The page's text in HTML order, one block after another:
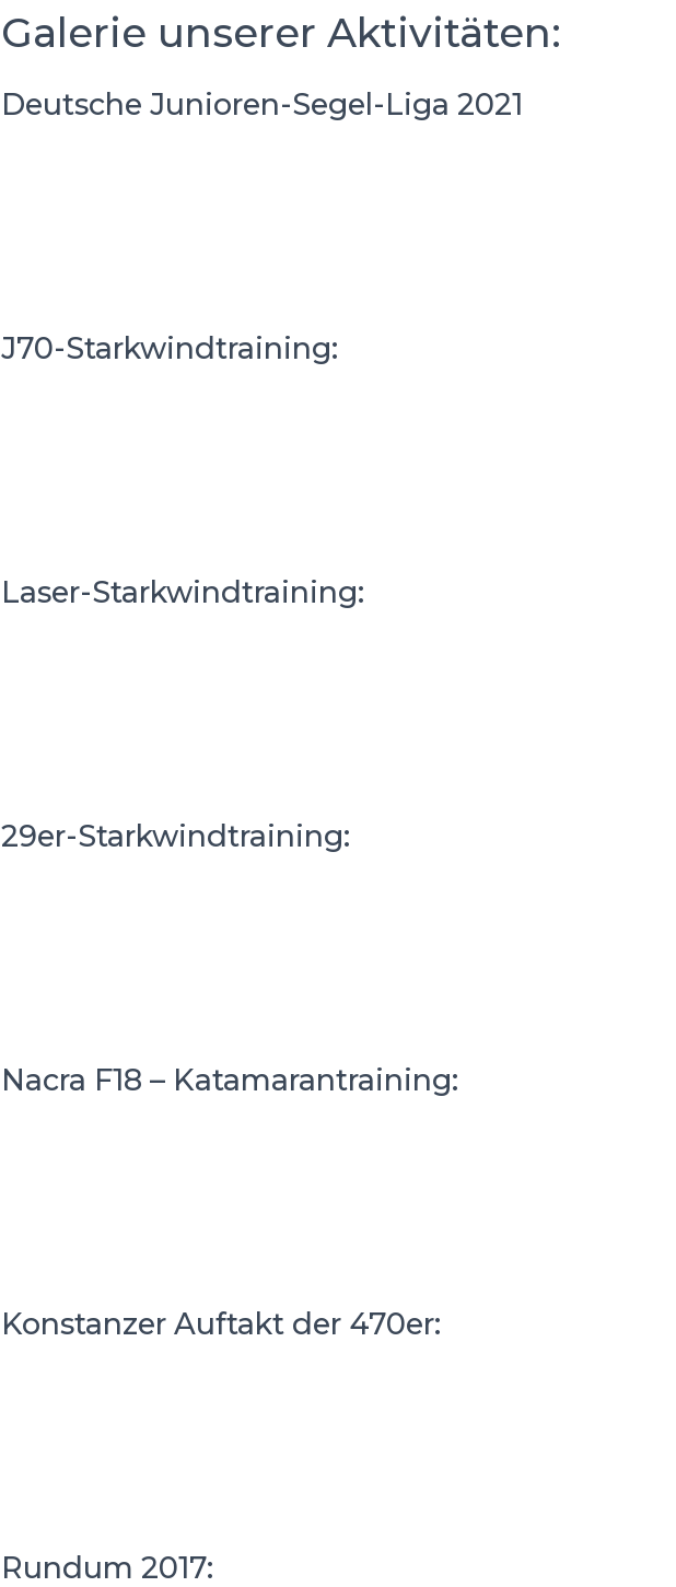
Galerie unserer Aktivitäten:
Deutsche Junioren-Segel-Liga 2021
J70-Starkwindtraining:
Laser-Starkwindtraining:
29er-Starkwindtraining:
Nacra F18 – Katamarantraining:
Konstanzer Auftakt der 470er:
Rundum 2017: